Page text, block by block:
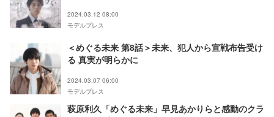
2024.03.12 08:00
モデルプレス
＜めぐる未来 第8話＞未来、犯人から宣戦布告受け
る 真実が明らかに
2024.03.07 06:00
モデルプレス
萩原利久「めぐる未来」早見あかりらと感動のクラ